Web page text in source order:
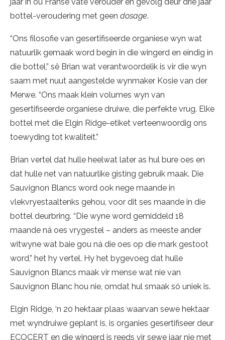
bottel-veroudering met geen dosage.
“Ons filosofie van gesertifiseerde organiese wyn wat
natuurlik gemaak word begin in die wingerd en eindig in
die bottel,” sê Brian wat verantwoordelik is vir die wyn
saam met nuut aangestelde wynmaker Kosie van der
Merwe. “Ons maak klein volumes wyn van
gesertifiseerde organiese druiwe, die perfekte vrug. Elke
bottel met die Elgin Ridge-etiket verteenwoordig ons
toewyding tot kwaliteit.”
Brian vertel dat hulle heelwat later as hul bure oes en
dat hulle net van natuurlike gisting gebruik maak. Die
Sauvignon Blancs word ook nege maande in
vlekvryestaaltenks gehou, voor dit ses maande in die
bottel deurbring. “Die wyne word gemiddeld 18
maande ná oes vrygestel – anders as meeste ander
witwyne wat baie gou ná die oes op die mark gestoot
word,” het hy vertel. Hy het bygevoeg dat hulle
Sauvignon Blancs maak vir mense wat nie van
Sauvignon Blanc hou nie, omdat hul smaak só uniek is.
Elgin Ridge, ‘n 20 hektaar plaas waarvan sewe hektaar
met wyndruiwe geplant is, is organies gesertifiseer deur
ECOCERT en die wingerd is reeds vir sewe jaar nie met